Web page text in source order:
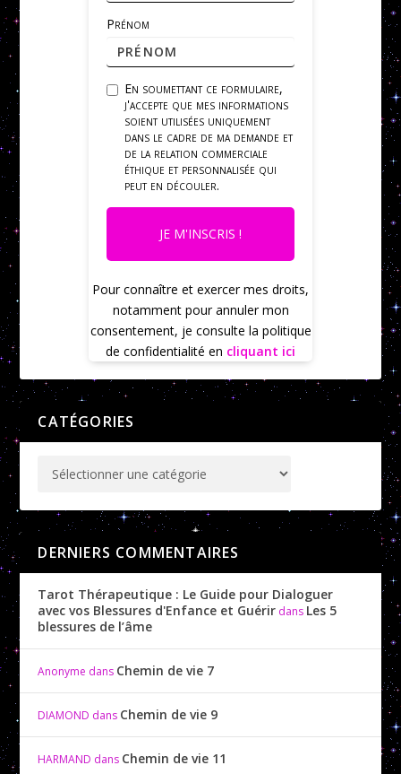
Prénom
En soumettant ce formulaire,
j'accepte que mes informations
soient utilisées uniquement
dans le cadre de ma demande et
de la relation commerciale
éthique et personnalisée qui
peut en découler.
JE M'INSCRIS !
Pour connaître et exercer mes droits,
notamment pour annuler mon
consentement, je consulte la politique
de confidentialité en cliquant ici
CATÉGORIES
DERNIERS COMMENTAIRES
Tarot Thérapeutique : Le Guide pour Dialoguer
avec vos Blessures d'Enfance et Guérir dans Les 5
blessures de l’âme
Anonyme dans Chemin de vie 7
DIAMOND dans Chemin de vie 9
HARMAND dans Chemin de vie 11